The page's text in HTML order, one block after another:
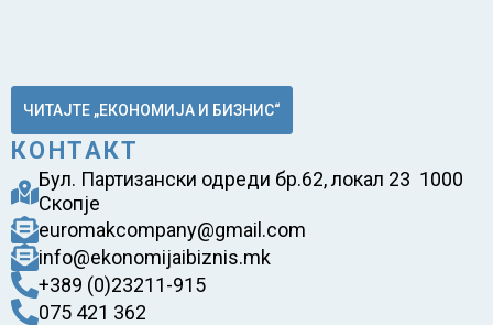
ЧИТАЈТЕ „ЕКОНОМИЈА И БИЗНИС“
КОНТАКТ
Бул. Партизански одреди бр.62, локал 23 1000
Скопје
euromakcompany@gmail.com
info@ekonomijaibiznis.mk
+389 (0)23211-915
075 421 362